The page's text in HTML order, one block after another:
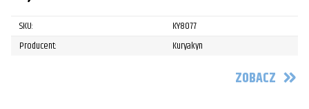
SKU:
KY8077
Producent:
Kuryakyn
ZOBACZ